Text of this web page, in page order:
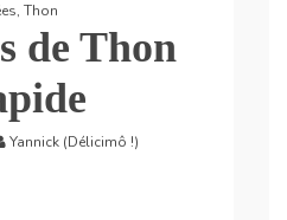
, Thon
de Thon
Yannick (Délicimô !)